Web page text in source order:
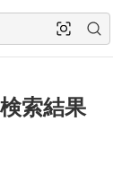
索結果